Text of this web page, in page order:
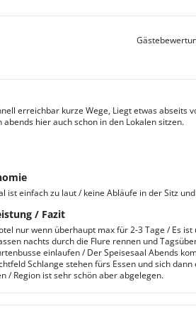
erreichbar kurze Wege, Liegt etwas abseits
abends hier auch schon in den Lokalen sitzen.
ist einfach zu laut / keine Abläufe in der Sitz
/ Fazit
nur wenn überhaupt max für 2-3 Tage / Es
nachts durch die Flure rennen und
einlaufen / Der Speisesaal Abends
Schlange stehen fürs Essen und sich dann
/ Region ist sehr schön aber abgelegen.